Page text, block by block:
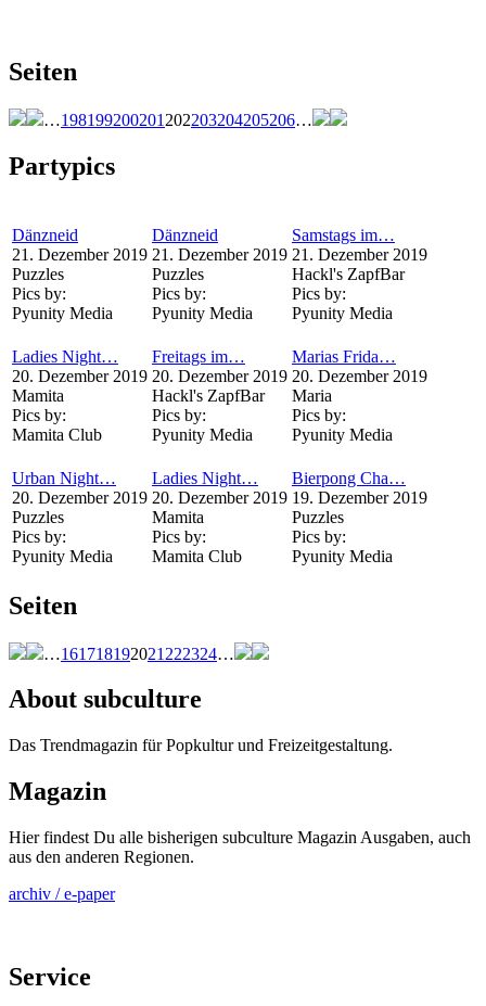
Seiten
…198199200201 202203204205206…
Partypics
Dänzneid
21. Dezember 2019
Puzzles
Pics by:
Pyunity Media
Dänzneid
21. Dezember 2019
Puzzles
Pics by:
Pyunity Media
Samstags im…
21. Dezember 2019
Hackl's ZapfBar
Pics by:
Pyunity Media
Ladies Night…
20. Dezember 2019
Mamita
Pics by:
Mamita Club
Freitags im…
20. Dezember 2019
Hackl's ZapfBar
Pics by:
Pyunity Media
Marias Frida…
20. Dezember 2019
Maria
Pics by:
Pyunity Media
Urban Night…
20. Dezember 2019
Puzzles
Pics by:
Pyunity Media
Ladies Night…
20. Dezember 2019
Mamita
Pics by:
Mamita Club
Bierpong Cha…
19. Dezember 2019
Puzzles
Pics by:
Pyunity Media
Seiten
…161718192021 222324…
About subculture
Das Trendmagazin für Popkultur und Freizeitgestaltung.
Magazin
Hier findest Du alle bisherigen subculture Magazin Ausgaben, auch
aus den anderen Regionen.
archiv / e-paper
Service